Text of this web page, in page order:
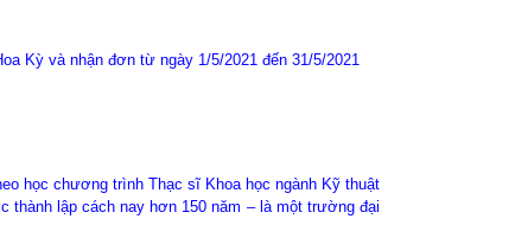
Kỳ và nhận đơn từ ngày 1/5/2021 đến 31/5/2021
học chương trình Thạc sĩ Khoa học ngành Kỹ thuật
thành lập cách nay hơn 150 năm – là một trường đại